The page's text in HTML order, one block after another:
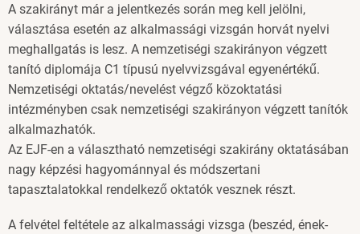
A szakirányt már a jelentkezés során meg kell jelölni,
választása esetén az alkalmassági vizsgán horvát nyelvi
meghallgatás is lesz. A nemzetiségi szakirányon végzett
tanító diplomája C1 típusú nyelvvizsgával egyenértékű.
Nemzetiségi oktatás/nevelést végző közoktatási
intézményben csak nemzetiségi szakirányon végzett tanítók
alkalmazhatók.
Az EJF-en a választható nemzetiségi szakirány oktatásában
nagy képzési hagyománnyal és módszertani
tapasztalatokkal rendelkező oktatók vesznek részt.
A felvétel feltétele az alkalmassági vizsga (beszéd, ének-